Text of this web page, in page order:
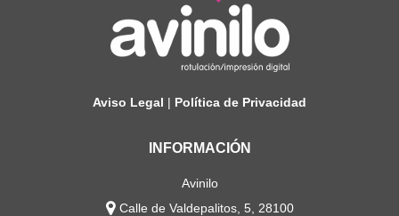
Aviso Legal | Política de Privacidad
INFORMACIÓN
Avinilo
Calle de Valdepalitos, 5,
28100